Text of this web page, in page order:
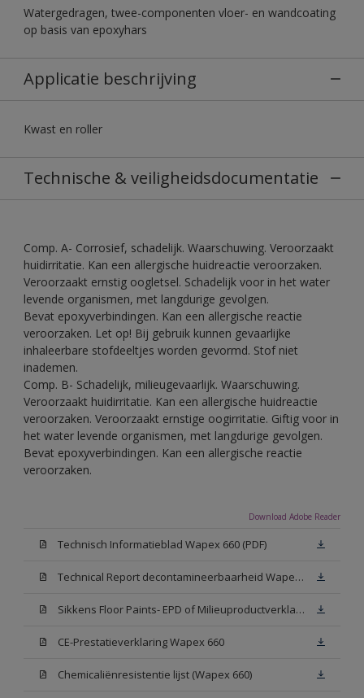
Watergedragen, twee-componenten vloer- en wandcoating
op basis van epoxyhars
Applicatie beschrijving
Kwast en roller
Technische & veiligheidsdocumentatie
Comp. A- Corrosief, schadelijk. Waarschuwing. Veroorzaakt
huidirritatie. Kan een allergische huidreactie veroorzaken.
Veroorzaakt ernstig oogletsel. Schadelijk voor in het water
levende organismen, met langdurige gevolgen.
Bevat epoxyverbindingen. Kan een allergische reactie
veroorzaken. Let op! Bij gebruik kunnen gevaarlijke
inhaleerbare stofdeeltjes worden gevormd. Stof niet
inademen.
Comp. B- Schadelijk, milieugevaarlijk. Waarschuwing.
Veroorzaakt huidirritatie. Kan een allergische huidreactie
veroorzaken. Veroorzaakt ernstige oogirritatie. Giftig voor in
het water levende organismen, met langdurige gevolgen.
Bevat epoxyverbindingen. Kan een allergische reactie
veroorzaken.
Download Adobe Reader
Technisch Informatieblad Wapex 660 (PDF)
Technical Report decontamineerbaarheid Wapex 660
Sikkens Floor Paints- EPD of Milieuproductverklaring
CE-Prestatieverklaring Wapex 660
Chemicaliënresistentie lijst (Wapex 660)